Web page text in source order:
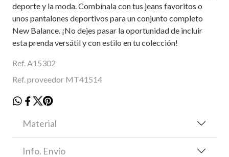
deporte y la moda. Combínala con tus jeans favoritos o
unos pantalones deportivos para un conjunto completo
New Balance. ¡No dejes pasar la oportunidad de incluir
esta prenda versátil y con estilo en tu colección!
Ref. A15302
Ref. proveedor MT41514
Material
Info. Envío